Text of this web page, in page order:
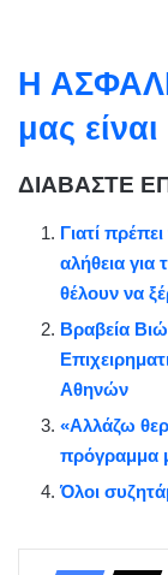
Η
μας
ΔΙΑΒΑΣΤΕ
Γιατί
αλήθεια για
θέλουν να
Βραβεία
Αθηνών
«Αλλάζω
πρόγραμμα
Όλοι